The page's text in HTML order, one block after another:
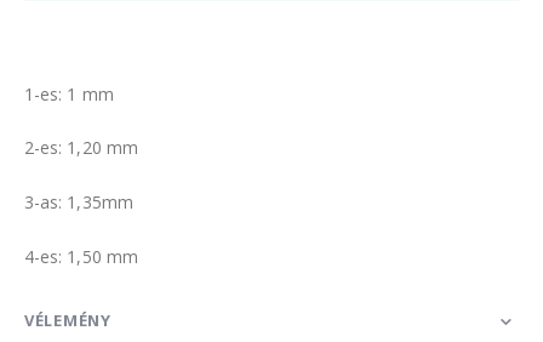
1-es: 1 mm
2-es: 1,20 mm
3-as: 1,35mm
4-es: 1,50 mm
VÉLEMÉNY